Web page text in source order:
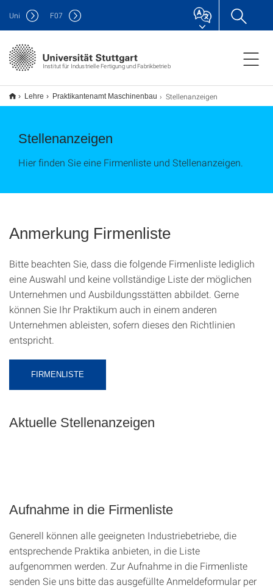
Institut für Industrielle Fertigung und Fabrikbetrieb
Uni F07
Lehre Praktikantenamt Maschinenbau Stellenanzeigen
Stellenanzeigen
Hier finden Sie eine Firmenliste und Stellenanzeigen.
Anmerkung Firmenliste
Bitte beachten Sie, dass die folgende Firmenliste lediglich
eine Auswahl und keine vollständige Liste der möglichen
Unternehmen und Ausbildungsstätten abbildet. Gerne
können Sie Ihr Praktikum auch in einem anderen
Unternehmen ableisten, sofern dieses den Richtlinien
entspricht.
FIRMENLISTE
Aktuelle Stellenanzeigen
Aufnahme in die Firmenliste
Generell können alle geeigneten Industriebetriebe, die
entsprechende Praktika anbieten, in die Liste
aufgenommen werden. Zur Aufnahme in die Firmenliste
senden Sie uns bitte das ausgefüllte Anmeldeformular per